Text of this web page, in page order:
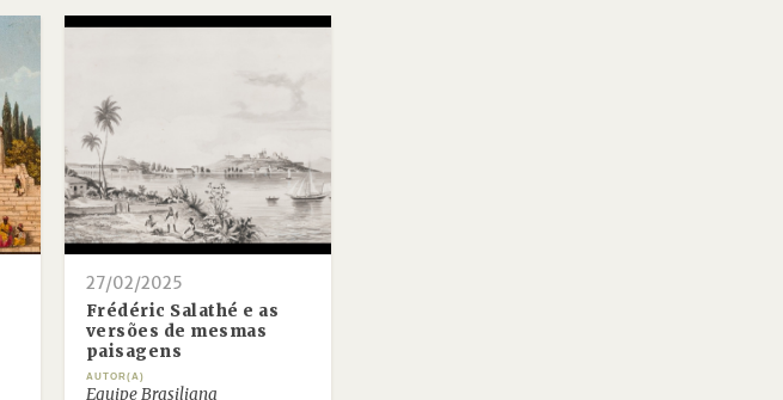
27/02/2025
Frédéric Salathé e as
versões de mesmas
paisagens
AUTOR(A)
Equipe Brasiliana